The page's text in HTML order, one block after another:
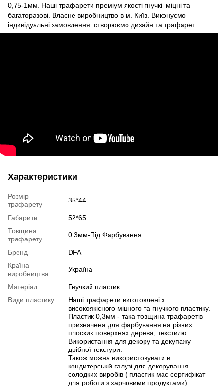
0,75-1мм. Наші трафарети преміум якості гнучкі, міцні та
багаторазові. Власне виробництво в м. Київ. Виконуємо
індивідуальні замовлення, створюємо дизайн та трафарет.
Характеристики
Розмір
трафарету
35*44
Габарити
52*65
Товщина
трафарету
0,3мм-Під Фарбування
Бренд
DFA
Країна
виробництва
Україна
Матеріал
Гнучкий пластик
Види пластику
Наші трафарети виготовлені з
високоякісного міцного та гнучкого пластику.
Пластик 0,3мм - така товщина трафаретів
призначена для фарбування на різних
плоских поверхнях дерева, текстилю.
Використання для декору та декупажу
дрібної текстури.
Також можна використовувати в
кондитерській галузі для декорування
солодких виробів ( пластик має сертифікат
для роботи з харчовими продуктами)